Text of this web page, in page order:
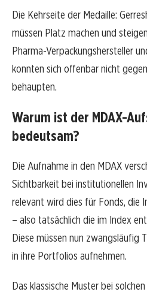
Die Kehrseite der Medaille:
müssen Platz machen und
Pharma-Verpackungshersteller
konnten sich offenbar nicht
behaupten.
Warum ist der MDAX-
bedeutsam?
Die Aufnahme in den MDAX
Sichtbarkeit bei institutionellen
relevant wird dies für Fonds, die
– also tatsächlich die im Index
Diese müssen nun zwangsläufig
in ihre Portfolios aufnehmen.
Das klassische Muster bei